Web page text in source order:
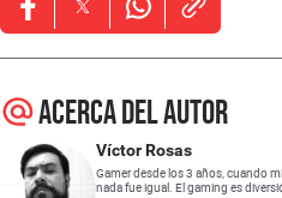
Opens in new window
Opens in new window
Opens in new
Acerca del autor
Víctor Rosas
Gamer desde los 3 años, cuando
nada fue igual. El gaming es